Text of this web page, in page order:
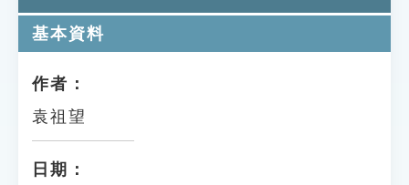
教學應用
基本資料
作者：
袁祖望
日期：